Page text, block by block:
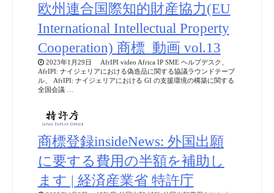
欧州連合国際知的財産協力(EU
International Intellectual Property
Cooperation) 商標_動画 vol.13
2023年1月29日 AfrIPI video Africa IP SME ヘルプデスク、
AfrIPI: ナイジェリアにおける偽造品に関する協議ラウンドテーブ
ル、 AfrIPI: ナイジェリアにおける GI の支援環境の構築に関する
全国会議 …
商標登録insideNews: 外国出願
に要する費用の半額を補助し
ます | 経済産業省 特許庁